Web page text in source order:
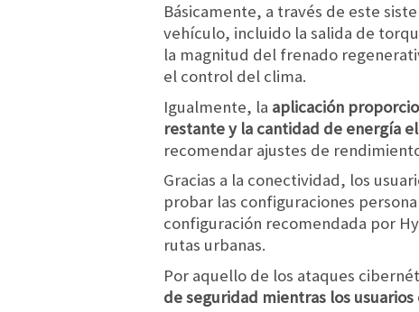
Básicamente, a través de este
vehículo, incluido la salida de
la magnitud del frenado
el control del clima.
Igualmente, la aplicación
restante y la cantidad de energía
recomendar ajustes de
Gracias a la conectividad, los
probar las configuraciones
configuración recomendada por
rutas urbanas.
Por aquello de los ataques
de seguridad mientras los